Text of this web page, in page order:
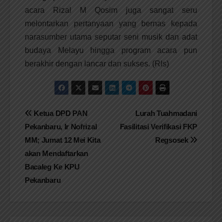
acara Rizal M Qosim juga sangat seru
melontarkan pertanyaan yang bernas kepada
narasumber utama seputar seni musik dan adat
budaya Melayu hingga program acara pun
berakhir dengan lancar dan sukses. (Rls)
Navigasi
pos
Lurah Tuahmadani
Fasilitasi Verifikasi FKP
Regsosek
Ketua DPD PAN
Pekanbaru, Ir Nofrizal
MM; Jumat 12 Mei Kita
akan Mendaftarkan
Bacaleg Ke KPU
Pekanbaru